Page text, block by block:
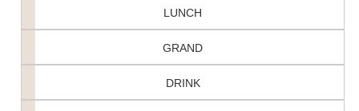
LUNCH
GRAND
DRINK